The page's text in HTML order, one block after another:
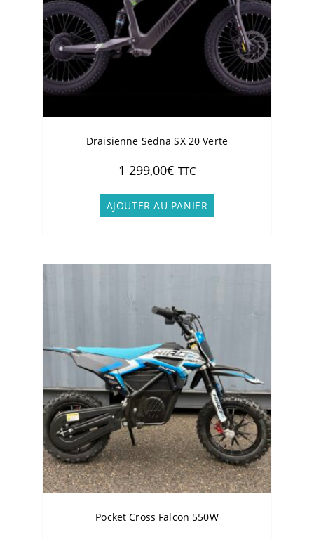
Draisienne Sedna SX 20 Verte
1 299,00€ TTC
AJOUTER AU PANIER
Pocket Cross Falcon 550W